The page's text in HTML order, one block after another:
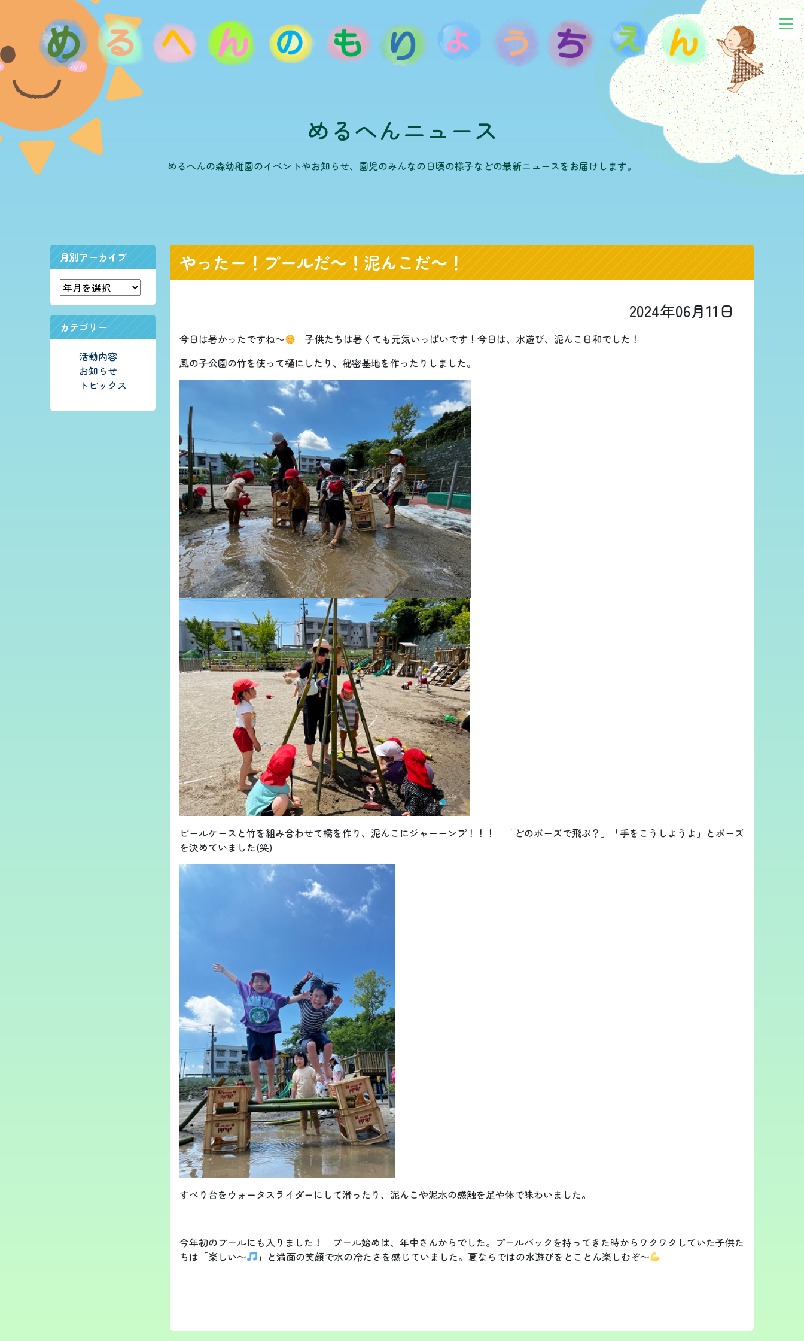
めるへんニュース
めるへんの森幼稚園のイベントやお知らせ、園児のみんなの日頃の様子などの最新ニュースをお届けします。
月別アーカイブ
カテゴリー
活動内容
お知らせ
トピックス
やったー！プールだ～！泥んこだ～！
2024年06月11日
今日は暑かったですね～
子供たちは暑くても元気いっぱいです！今日は、水遊び、泥んこ日和でした！
風の子公園の竹を使って樋にしたり、秘密基地を作ったりしました。
ビールケースと竹を組み合わせて橋を作り、泥んこにジャーーンプ！！！ 「どのポーズで飛ぶ？」「手をこうしようよ」とポーズ
を決めていました(笑)
すべり台をウォータスライダーにして滑ったり、泥んこや泥水の感触を足や体で味わいました。
今年初のプールにも入りました！ プール始めは、年中さんからでした。プールバックを持ってきた時からワクワクしていた子供た
ちは「楽しい～
」と満面の笑顔で水の冷たさを感じていました。夏ならではの水遊びをとことん楽しむぞ～